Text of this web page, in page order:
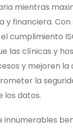
mientras
y financiera. Con
cumplimiento
las clínicas y
y mejoren la
la
los datos.
innumerables